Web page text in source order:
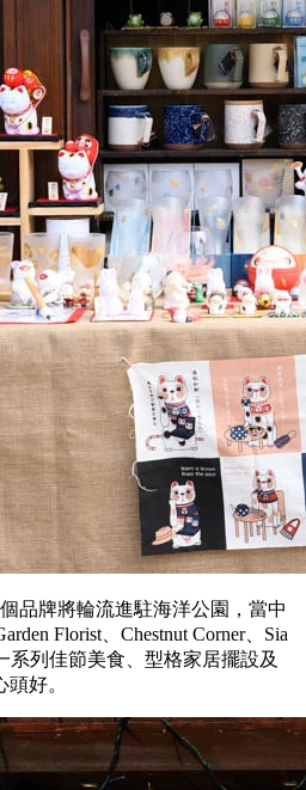
品牌將輪流進駐海洋公園，當中
Florist、Chestnut Corner、Sia
系列佳節美食、型格家居擺設及
好。